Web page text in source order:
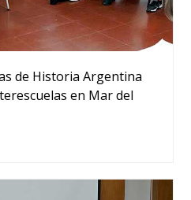
de Historia Argentina
en Mar del